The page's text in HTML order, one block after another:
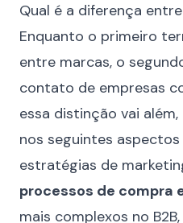
Qual é a diferença
Enquanto o primeiro
entre marcas, o
contato de empresas
essa distinção vai
nos seguintes
estratégias de
processos de compra
mais complexos no